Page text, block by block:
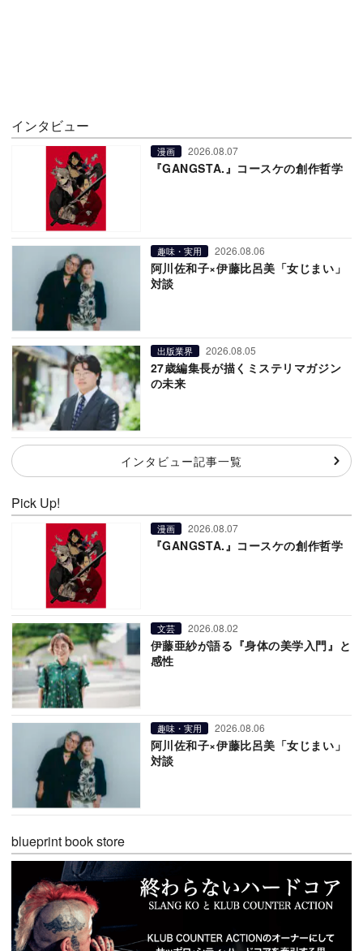
インタビュー
漫画 2026.08.07
『GANGSTA.』コースケの創作哲学
趣味・実用 2026.08.06
阿川佐和子×伊藤比呂美「女じまい」
対談
出版業界 2026.08.05
27歳編集長が描くミステリマガジン
の未来
インタビュー記事一覧
Pick Up!
漫画 2026.08.07
『GANGSTA.』コースケの創作哲学
文芸 2026.08.02
伊藤亜紗が語る『身体の美学入門』と
感性
趣味・実用 2026.08.06
阿川佐和子×伊藤比呂美「女じまい」
対談
blueprint book store